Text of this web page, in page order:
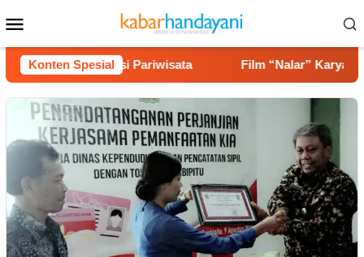
ke
kontenMobile
Konten Spesial
Potensi Pariwisata Film “Nalar” Karya Guru